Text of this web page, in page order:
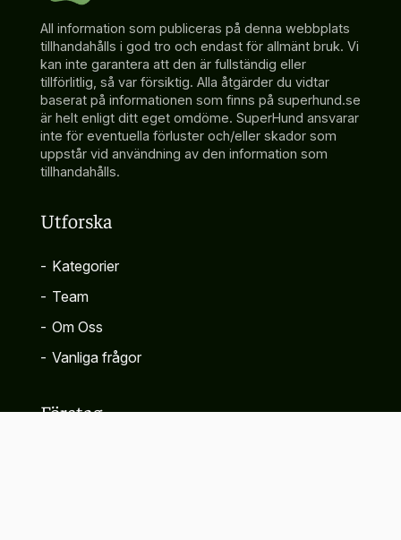
All information som publiceras på denna webbplats
tillhandahålls i god tro och endast för allmänt bruk. Vi
kan inte garantera att den är fullständig eller
tillförlitlig, så var försiktig. Alla åtgärder du vidtar
baserat på informationen som finns på superhund.se
är helt enligt ditt eget omdöme. SuperHund ansvarar
inte för eventuella förluster och/eller skador som
uppstår vid användning av den information som
tillhandahålls.
Utforska
- Kategorier
- Team
- Om Oss
- Vanliga frågor
Företag